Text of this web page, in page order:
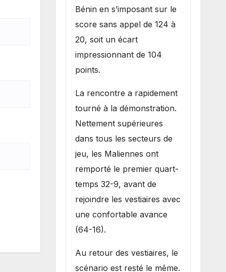
Bénin en s’imposant sur le
score sans appel de 124 à
20, soit un écart
impressionnant de 104
points.
La rencontre a rapidement
tourné à la démonstration.
Nettement supérieures
dans tous les secteurs de
jeu, les Maliennes ont
remporté le premier quart-
temps 32-9, avant de
rejoindre les vestiaires avec
une confortable avance
(64-16).
Au retour des vestiaires, le
scénario est resté le même.